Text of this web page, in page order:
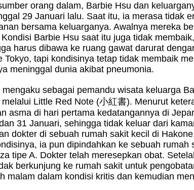
orang dalam, Barbie Hsu dan
29 Januari lalu. Saat itu, ia merasa tidak
bersama keluarganya. Awalnya mereka
Barbie Hsu saat itu juga tidak
harus dibawa ke ruang gawat darurat
Tokyo, tapi kondisinya tetap tidak membaik
meninggal dunia akibat pneumonia.
sebagai pemandu wisata keluarga
Little Red Note (小紅書). Menurut
asma di hari pertama kedatangannya di
31 Januari, sehingga tidak keluar dari
dokter di sebuah rumah sakit kecil di
ia pun dipindahkan ke sebuah rumah
tipe A. Dokter telah meresepkan obat.
berkunjung ke rumah sakit untuk
malam dalam kondisi kritis dan kemudian